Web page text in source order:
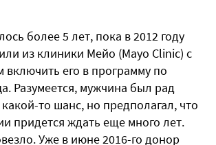
более 5 лет, пока в 2012 году
из клиники Мейо (Mayo Clinic) с
его в программу по
Разумеется, мужчина был рад
то шанс, но предполагал, что
придется ждать еще много лет.
Уже в июне 2016-го донор